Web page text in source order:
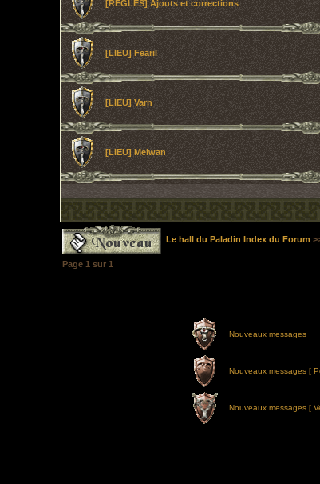
[REGLES] Ajouts et corrections
[LIEU] Fearil
[LIEU] Varn
[LIEU] Melwan
Le hall du Paladin Index du Forum
Page 1 sur 1
Nouveaux messages
Nouveaux messages [
Nouveaux messages [